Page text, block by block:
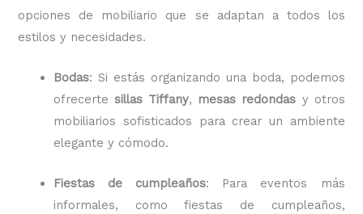
opciones de mobiliario que se adaptan a todos los
estilos y necesidades.
Bodas: Si estás organizando una boda, podemos
ofrecertesillas Tiffany, mesas redondas y otros
mobiliarios sofisticados para crear un ambiente
elegante y cómodo.
Fiestas de cumpleaños: Para eventos más
informales, como fiestas de cumpleaños,